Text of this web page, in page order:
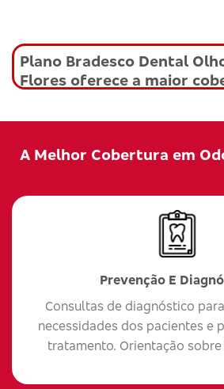
Plano Bradesco Dental
Flores oferece a maior
A Melhor Cobertura em
Prevenção E
Consultas de diagnóstico
necessidades dos pacientes e
tratamento. Orientação sobre